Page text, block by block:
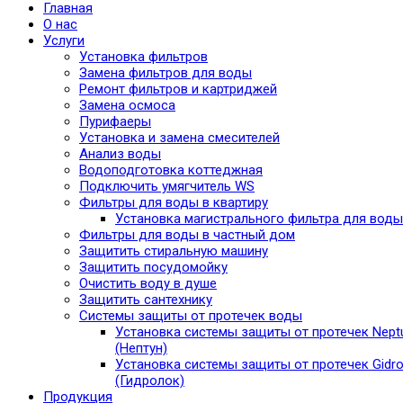
Главная
О нас
Услуги
Установка фильтров
Замена фильтров для воды
Ремонт фильтров и картриджей
Замена осмоса
Пурифаеры
Установка и замена смесителей
Анализ воды
Водоподготовка коттеджная
Подключить умягчитель WS
Фильтры для воды в квартиру
Установка магистрального фильтра для воды
Фильтры для воды в частный дом
Защитить стиральную машину
Защитить посудомойку
Очистить воду в душе
Защитить сантехнику
Системы защиты от протечек воды
Установка системы защиты от протечек
(Нептун)
Установка системы защиты от протечек
(Гидролок)
Продукция